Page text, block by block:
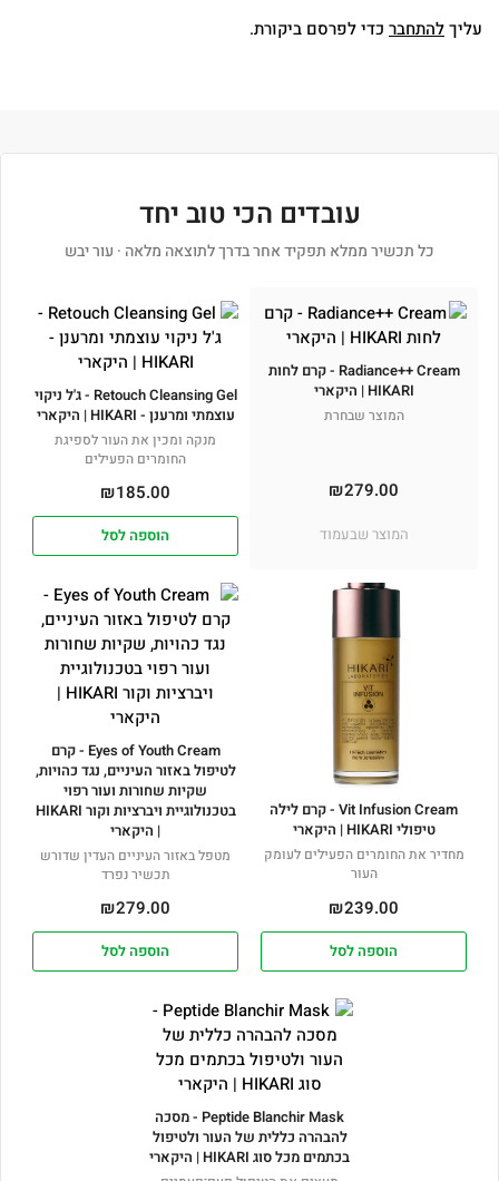
עליךלהתחבר כדי לפרסם ביקורת.
עובדים הכי טוב יחד
כל תכשיר ממלא תפקיד אחר בדרך לתוצאה מלאה · עור יבש
Radiance++ Cream - קרם לחות
HIKARI | היקארי
המוצר שבחרת
₪279.00
המוצר שבעמוד
Retouch Cleansing Gel - ג'ל ניקוי
עוצמתי ומרענן - HIKARI | היקארי
מנקה ומכין את העור לספיגת
החומרים הפעילים
₪185.00
הוספה לסל
Vit Infusion Cream - קרם לילה
טיפולי HIKARI | היקארי
מחדיר את החומרים הפעילים לעומק
העור
₪239.00
הוספה לסל
Eyes of Youth Cream - קרם
לטיפול באזור העיניים, נגד כהויות,
שקיות שחורות ועור רפוי
בטכנולוגיית ויברציות וקור HIKARI
| היקארי
מטפל באזור העיניים העדין שדורש
תכשיר נפרד
₪279.00
הוספה לסל
Peptide Blanchir Mask - מסכה
להבהרה כללית של העור ולטיפול
בכתמים מכל סוג HIKARI | היקארי